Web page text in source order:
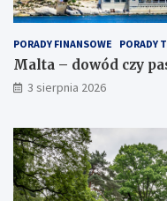
PORADY FINANSOWE PORADY
Malta – dowód czy
3 sierpnia 2026